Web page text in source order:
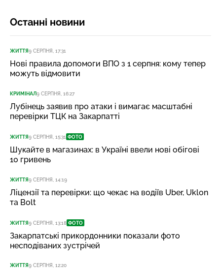
Останні новини
ЖИТТЯ9 СЕРПНЯ, 17:31
Нові правила допомоги ВПО з 1 серпня: кому тепер
можуть відмовити
КРИМІНАЛ9 СЕРПНЯ, 16:27
Лубінець заявив про атаки і вимагає масштабні
перевірки ТЦК на Закарпатті
ЖИТТЯ9 СЕРПНЯ, 15:31 ФОТО
Шукайте в магазинах: в Україні ввели нові обігові
10 гривень
ЖИТТЯ9 СЕРПНЯ, 14:19
Ліцензії та перевірки: що чекає на водіїв Uber, Uklon
та Bolt
ЖИТТЯ9 СЕРПНЯ, 13:18 ФОТО
Закарпатські прикордонники показали фото
несподіваних зустрічей
ЖИТТЯ9 СЕРПНЯ, 12:20